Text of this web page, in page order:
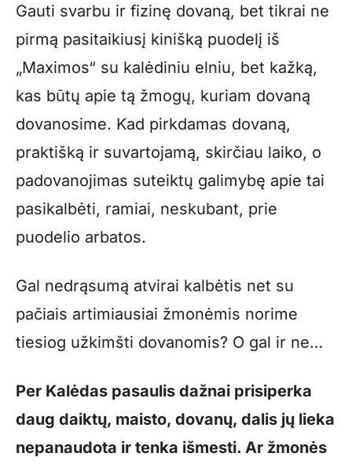
Gauti svarbu ir fizinę dovaną, bet tikrai ne
pirmą pasitaikiusį kinišką puodelį iš
„Maximos“ su kalėdiniu elniu, bet kažką,
kas būtų apie tą žmogų, kuriam dovaną
dovanosime. Kad pirkdamas dovaną,
praktišką ir suvartojamą, skirčiau laiko, o
padovanojimas suteiktų galimybę apie tai
pasikalbėti, ramiai, neskubant, prie
puodelio arbatos.
Gal nedrąsumą atvirai kalbėtis net su
pačiais artimiausiai žmonėmis norime
tiesiog užkimšti dovanomis? O gal ir ne…
Per Kalėdas pasaulis dažnai prisiperka
daug daiktų, maisto, dovanų, dalis jų lieka
nepanaudota ir tenka išmesti. Ar žmonės